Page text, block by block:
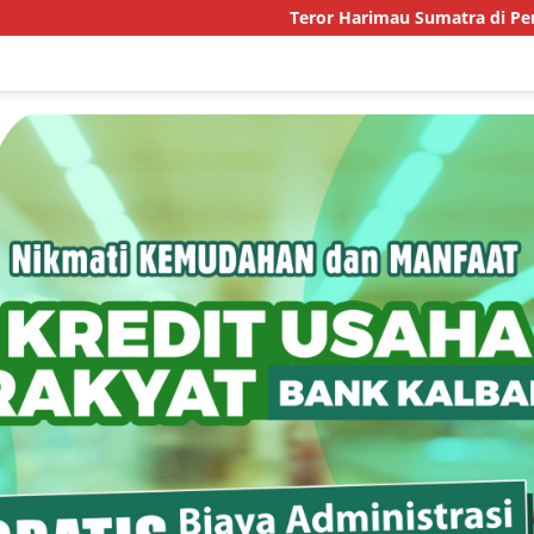
Teror Harimau Sumatra di Permukiman Aceh Timur,